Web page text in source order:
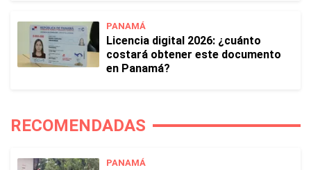
PANAMÁ
Licencia digital 2026: ¿cuánto
costará obtener este documento
en Panamá?
RECOMENDADAS
PANAMÁ